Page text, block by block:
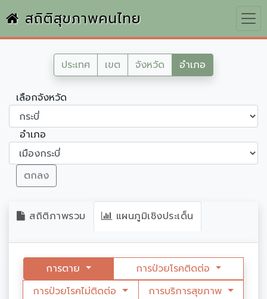
สถิติสุขภาพคนไทย
ประเทศ เขต จังหวัด อำเภอ
เลือกจังหวัด
อำเภอ
ตกลง
สถิติภาพรวม แผนภูมิเชิงประเด็น
การตาย
การป่วยโรคติดต่อ
การป่วยโรคไม่ติดต่อ
การบริการสุขภาพ